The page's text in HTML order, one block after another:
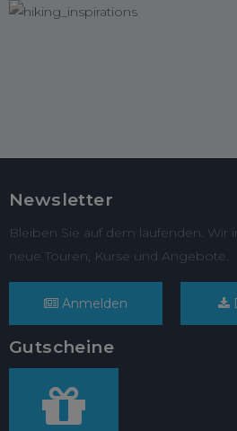
Newsletter
Bleiben Sie auf dem laufenden. Wir
neue Touren, Kurse und Angebote.
Anmelden
Gutscheine